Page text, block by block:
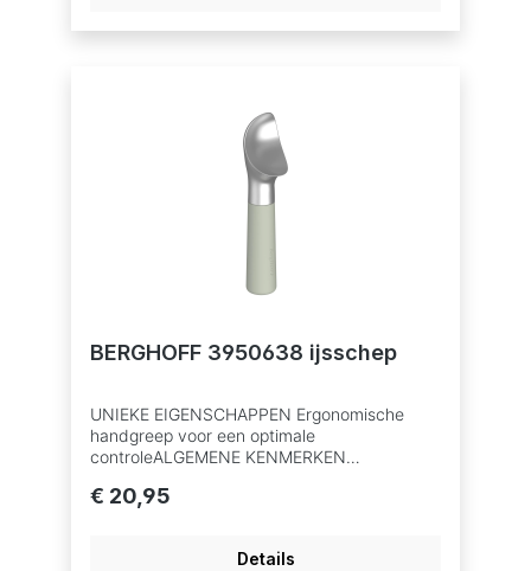
BERGHOFF 3950638 ijsschep
UNIEKE EIGENSCHAPPEN Ergonomische
handgreep voor een optimale
controleALGEMENE KENMERKEN
scheppen en loslaten van bolletjes ijs
€ 20,95
Details